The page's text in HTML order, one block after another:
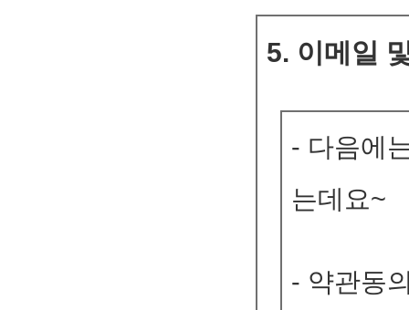
5. 이메일
- 다음에
는데요~
- 약관동